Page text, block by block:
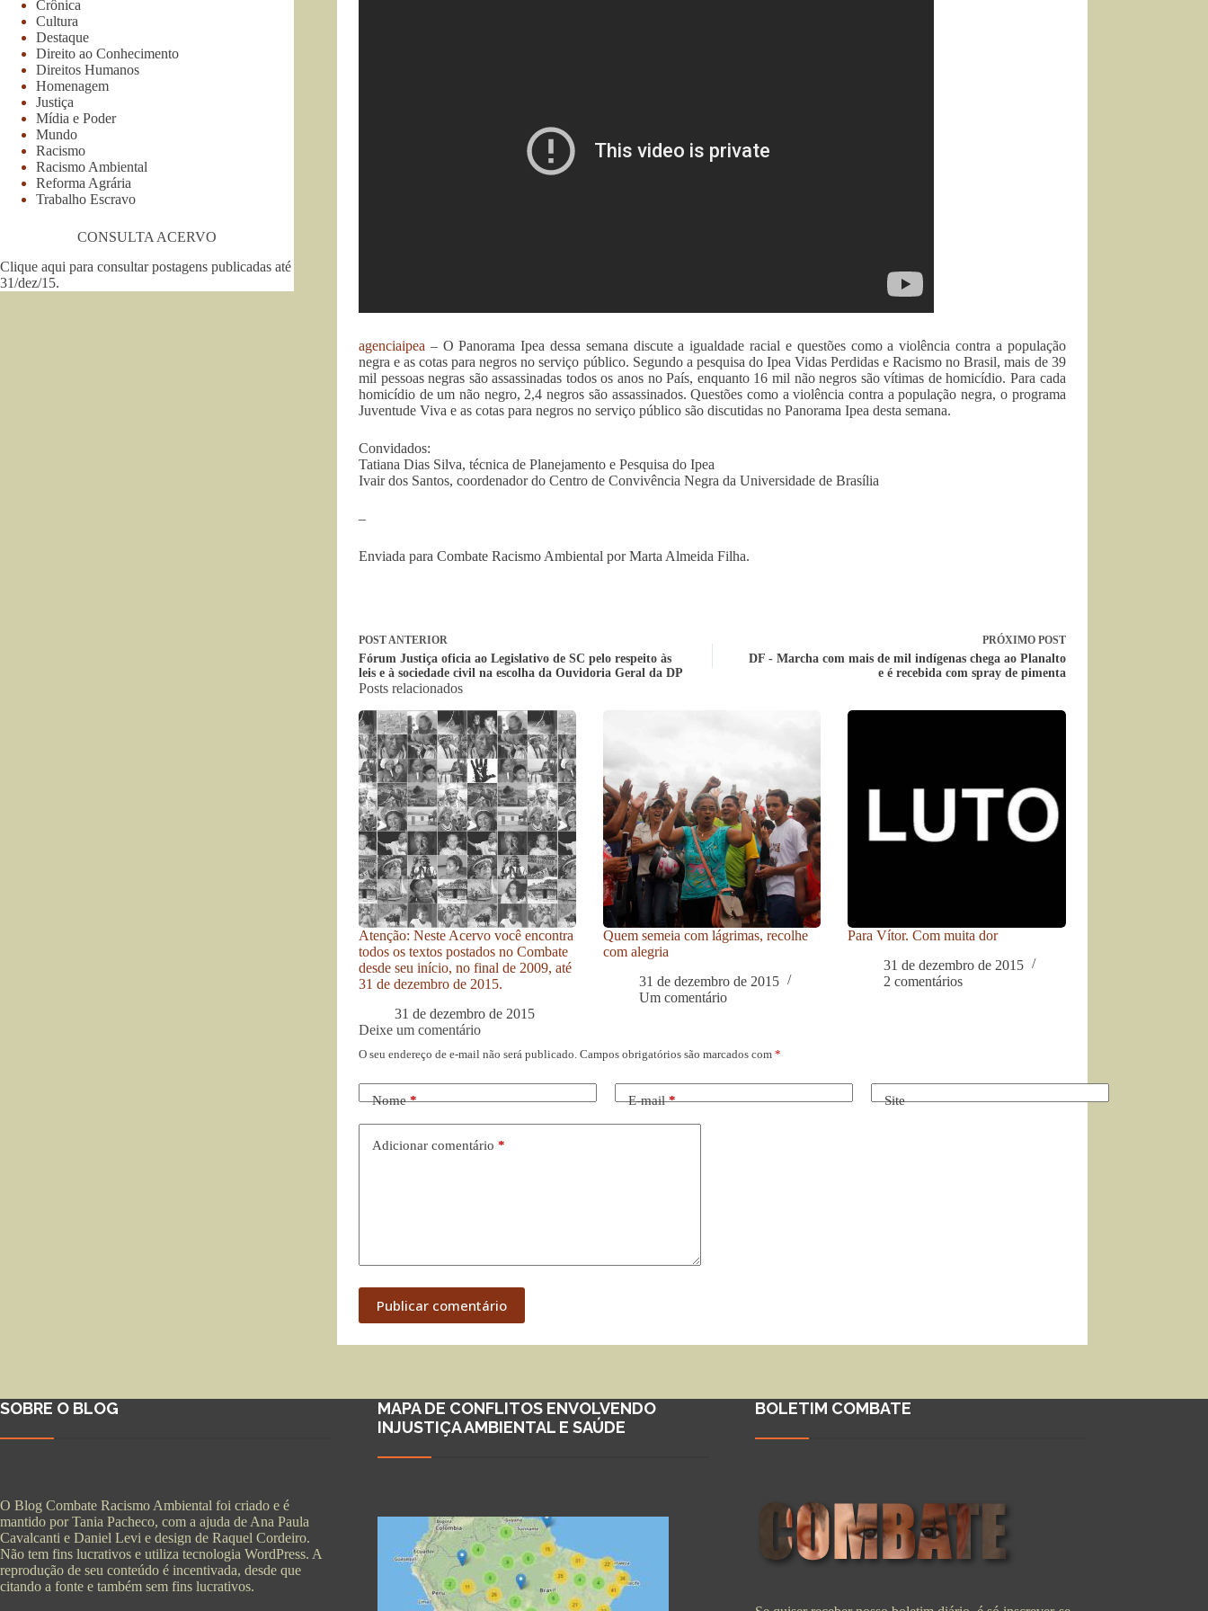
agenciaipea – O Panorama Ipea dessa semana discute a igualdade racial e questões como a violência contra a população
negra e as cotas para negros no serviço público. Segundo a pesquisa do Ipea Vidas Perdidas e Racismo no Brasil, mais de 39
mil pessoas negras são assassinadas todos os anos no País, enquanto 16 mil não negros são vítimas de homicídio. Para cada
homicídio de um não negro, 2,4 negros são assassinados. Questões como a violência contra a população negra, o programa
Juventude Viva e as cotas para negros no serviço público são discutidas no Panorama Ipea desta semana.
Convidados:
Tatiana Dias Silva, técnica de Planejamento e Pesquisa do Ipea
Ivair dos Santos, coordenador do Centro de Convivência Negra da Universidade de Brasília
–
Enviada para Combate Racismo Ambiental por Marta Almeida Filha.
POSTANTERIOR
Fórum Justiça oficia ao Legislativo de SC pelo respeito às
leis e à sociedade civil na escolha da Ouvidoria Geral da DP
PRÓXIMO POST
DF - Marcha com mais de mil indígenas chega ao Planalto
e é recebida com spray de pimenta
Posts relacionados
Atenção: Neste Acervo você encontra
todos os textos postados no Combate
desde seu início, no final de 2009, até
31 de dezembro de 2015.
31 de dezembro de 2015
Quem semeia com lágrimas, recolhe
com alegria
31 de dezembro de 2015
Um comentário
Para Vítor. Com muita dor
31 de dezembro de 2015
2 comentários
Deixe um comentário
O seu endereço de e-mail não será publicado. Campos obrigatórios são marcados com *
Nome* E-mail* Site
Adicionar comentário *
Publicar comentário
Crônica
Cultura
Destaque
Direito ao Conhecimento
Direitos Humanos
Homenagem
Justiça
Mídia e Poder
Mundo
Racismo
Racismo Ambiental
Reforma Agrária
Trabalho Escravo
CONSULTA ACERVO
Clique aqui para consultar postagens publicadas até
31/dez/15.
SOBRE O BLOG
O Blog Combate Racismo Ambiental foi criado e é
mantido por Tania Pacheco, com a ajuda de Ana Paula
Cavalcanti e Daniel Levi e design de Raquel Cordeiro.
Não tem fins lucrativos e utiliza tecnologia WordPress. A
reprodução de seu conteúdo é incentivada, desde que
citando a fonte e também sem fins lucrativos.
MAPA DE CONFLITOS ENVOLVENDO
INJUSTIÇA AMBIENTAL E SAÚDE
BOLETIM COMBATE